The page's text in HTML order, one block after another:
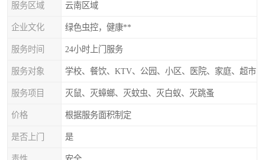
服务区域 云南区域
企业文化 绿色虫控，健康**
服务时间 24小时上门服务
服务对象 学校、餐饮、KTV、公园、小区、医院、家庭、超市
服务项目 灭鼠、灭蟑螂、灭蚊虫、灭白蚁、灭跳蚤
价格 根据服务面积制定
是否上门 是